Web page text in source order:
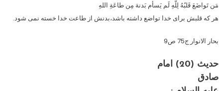
مَن تَواضَعَ قَلبُهُ لِلَّهِ لَم یَسأم بَدنهَ مِن طاعَةِ اللهِ
هر که قلبش برای خدا تواضع داشته باشد،بدنش از طاعت خدا خسته نمی شود.
بحار الانوار ج75 ص9
حدیث (20) امام
صادق